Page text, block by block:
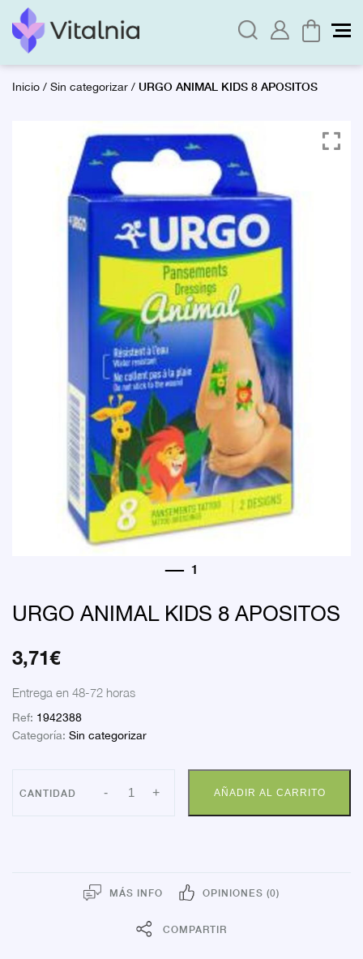
Inicio/Sin categorizar/ URGO ANIMAL KIDS 8 APOSITOS
URGO ANIMAL KIDS 8 APOSITOS
3,71€
Entrega en 48-72 horas
Ref: 1942388
Categoría: Sin categorizar
- URGO
ANIMAL
+ AÑADIR AL CARRITO
MÁS INFO OPINIONES (0)
COMPARTIR